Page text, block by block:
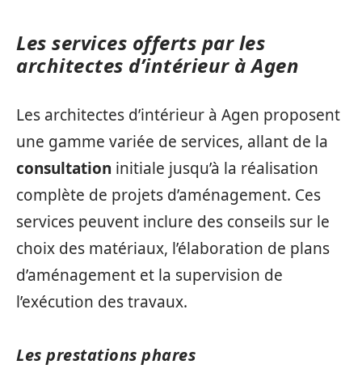
Les services offerts par les
architectes d’intérieur à Agen
Les architectes d’intérieur à Agen proposent
une gamme variée de services, allant de la
consultation initiale jusqu’à la réalisation
complète de projets d’aménagement. Ces
services peuvent inclure des conseils sur le
choix des matériaux, l’élaboration de plans
d’aménagement et la supervision de
l’exécution des travaux.
Les prestations phares